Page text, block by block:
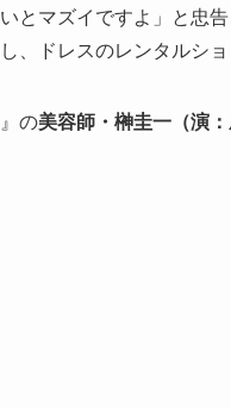
とマズイですよ」と忠
、ドレスのレンタルショ
の美容師・榊圭一（演：